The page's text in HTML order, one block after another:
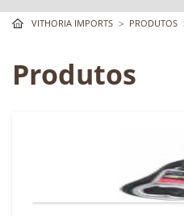
VITHORIA IMPORTS PRODUTOS
Produtos